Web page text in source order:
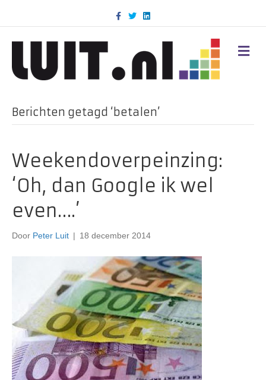
c
k
T
w
i
n
d
M
E
Berichten getagd ‘betalen’
Weekendoverpeinzing:
‘Oh, dan Google ik wel
even….’
Door Peter Luit | 18 december 2014